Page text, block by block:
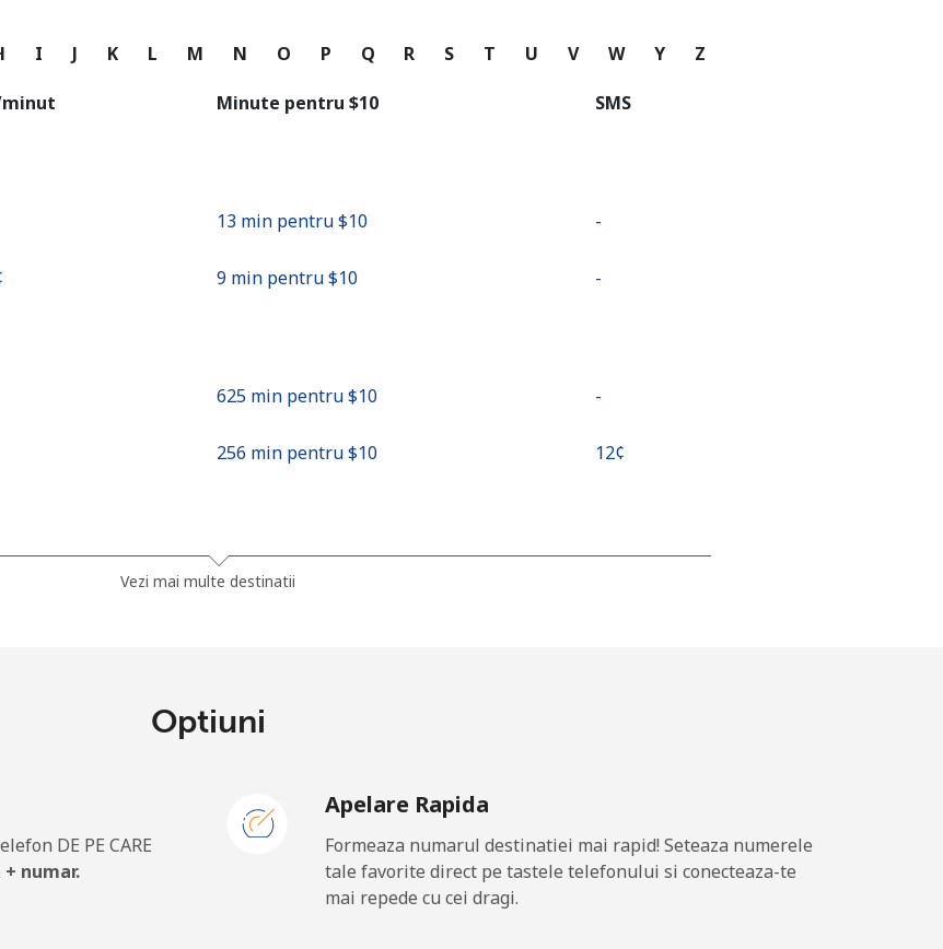
I J K L M N O P Q R S T U V W Y Z
Minute pentru ⁦$10⁩ SMS
13 min pentru ⁦$10⁩ -
9 min pentru ⁦$10⁩ -
625 min pentru ⁦$10⁩ -
256 min pentru ⁦$10⁩ ⁦12¢⁩
36 min pentru ⁦$10⁩
21 min pentru ⁦$10⁩
Vezi mai multe destinatii
Optiuni
DE PE CARE
numar.
Apelare Rapida
Formeaza numarul destinatiei mai rapid! Seteaza numerele
tale favorite direct pe tastele telefonului si conecteaza-te
mai repede cu cei dragi.